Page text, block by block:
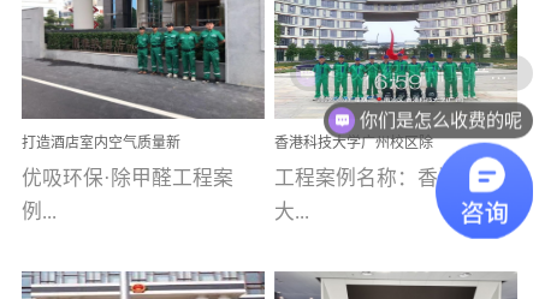
品质量，我们每一批的生
产产品都经过严格的质检
程序；生产车间为优吸总
部和全国分支机构生产光
触媒、净醛王、祛味剂等
优吸系列产品，保质保量
完成生产任务，确保全国
求。资质优势团队优势分
案例【深圳安居乐寓】室
内空气治理项目深圳安居
乐寓 深圳市安居乐寓
为深圳安居集团旗下城...
例(学校工装节选)广州南沙
小学(珠江湾校区)项目地
址：广州市南沙区海滨路
南沙珠江湾江门市蓬江区
禾...
打造酒店室内空气质量新
标杆——优吸环保·标杆之
作：东莞美豪雅致酒店室
内空气治理工程纪实
优吸环保·除甲醛工程案
例...
香港科技大学广州校区除
甲醛项目圆满完成
工程案例名称：香港科技
大...
你们是怎么收费的呢